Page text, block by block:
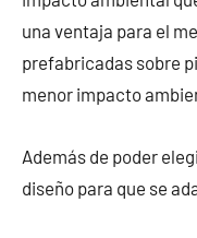
una ventaja para el
prefabricadas sobre
menor impacto
Además de poder
diseño para que se